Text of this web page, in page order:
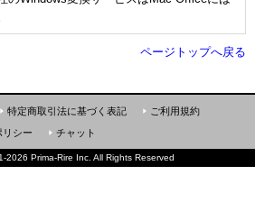
ページトップへ戻る
特定商取引法に基づく表記
ご利用規約
リシー チャット
2026 Prima-Rire Inc. All Rights Reserved